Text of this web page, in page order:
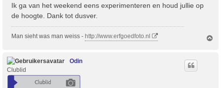
Ik ga van het weekend eens experimenteren en houd jullie op
de hoogte. Dank tot dusver.
Man sieht was man weiss - http://www.erfgoedfoto.nl
Odin
Clublid